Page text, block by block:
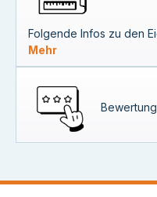
Folgende Infos zu den
Mehr